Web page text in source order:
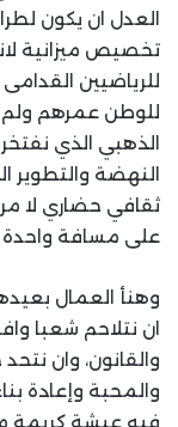
العدل ان يكون
تخصيص ميزانية
للرياضيين
للوطن عمرهم ولم
الذهبي الذي
النهضة والتطوير
ثقافي حضاري لا
على مسافة واحدة
وهنأ العمال
ان نتلاحم شعبا
والقانون، وان
والمحبة وإعادة
فيه عيشة كريمة